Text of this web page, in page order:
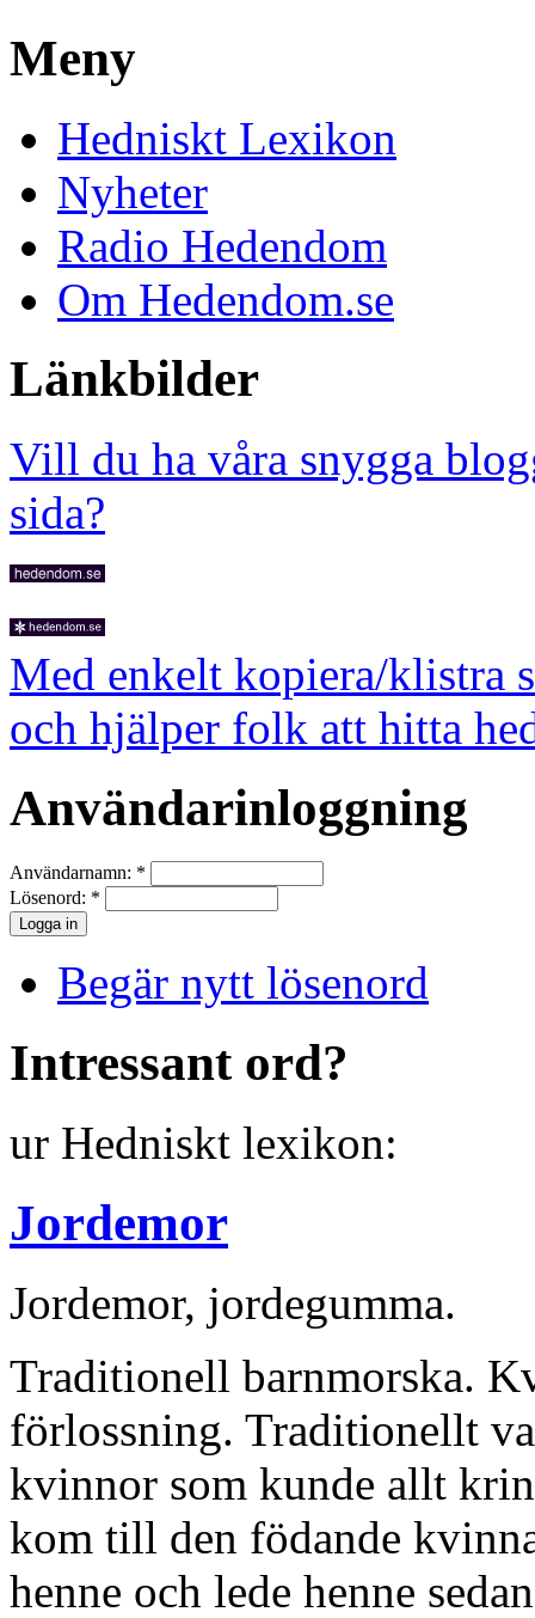
Meny
Hedniskt Lexikon
Nyheter
Radio Hedendom
Om Hedendom.se
Länkbilder
Vill du ha våra snygga
sida?
Med enkelt kopiera/klistra
och hjälper folk att hitta
Användarinloggning
Användarnamn: *
Lösenord: *
Begär nytt lösenord
Intressant ord?
ur Hedniskt lexikon:
Jordemor
Jordemor, jordegumma.
Traditionell barnmorska.
förlossning. Traditionellt
kvinnor som kunde allt
kom till den födande
henne och lede henne